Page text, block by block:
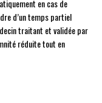
en cas de
d’un temps partiel
traitant et validée par
réduite tout en